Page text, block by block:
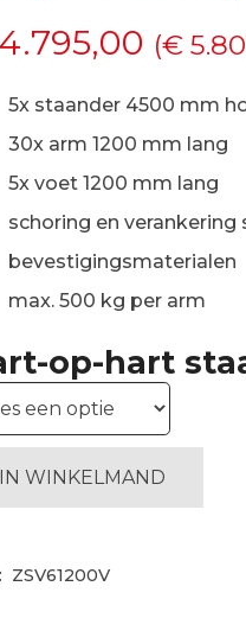
4.795,00 (€
5x staander 4500 mm
30x arm 1200 mm lang
5x voet 1200 mm lang
schoring en verankering
bevestigingsmaterialen
max. 500 kg per arm
op-hart
IN WINKELMAND
ZSV61200V